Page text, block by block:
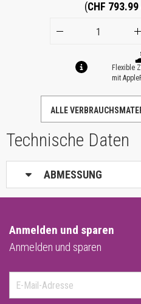
(CHF 793.99
Flexible
mit
ALLE
Technische Daten
ABMESSUNG
Anmelden und sparen
Anmelden und sparen